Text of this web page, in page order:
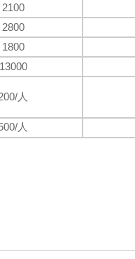
2100
2800
1800
人
人